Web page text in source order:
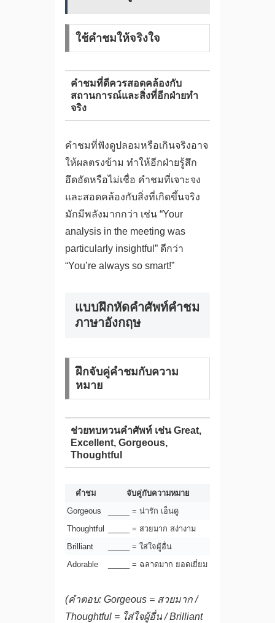
ใช้คำชมให้จริงใจ
คำชมที่ดีควรสอดคล้องกับ
สถานการณ์และสิ่งที่อีกฝ่ายทำ
จริง
คำชมที่ฟังดูปลอมหรือเกินจริงอาจ
ให้ผลตรงข้าม ทำให้อีกฝ่ายรู้สึก
อึดอัดหรือไม่เชื่อ คำชมที่เจาะจง
และสอดคล้องกับสิ่งที่เกิดขึ้นจริง
มักมีพลังมากกว่า เช่น “Your
analysis in the meeting was
particularly insightful” ดีกว่า
“You’re always so smart!”
แบบฝึกหัดคำศัพท์คําชม
ภาษาอังกฤษ
ฝึกจับคู่คำชมกับความ
หมาย
ช่วยทบทวนคำศัพท์ เช่น Great,
Excellent, Gorgeous,
Thoughtful
คำชม
จับคู่กับความหมาย
Gorgeous
_____ = น่ารัก เอ็นดู
Thoughtful
_____ = สวยมาก สง่างาม
Brilliant
_____ = ใส่ใจผู้อื่น
Adorable
_____ = ฉลาดมาก ยอดเยี่ยม
(คำตอบ: Gorgeous = สวยมาก /
Thoughtful = ใส่ใจผู้อื่น / Brilliant